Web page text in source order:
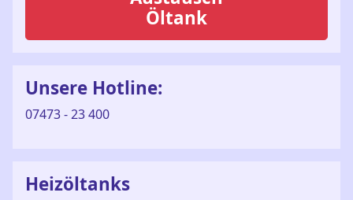
Öltank
Unsere Hotline:
07473 - 23 400
Heizöltanks